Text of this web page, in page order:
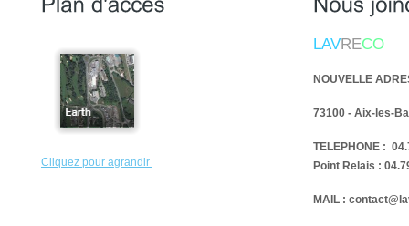
Cliquez pour agrandir
LAVRECO
NOUVELLE
73100 - Aix-les-
TELEPHONE :
Point Relais :
MAIL :